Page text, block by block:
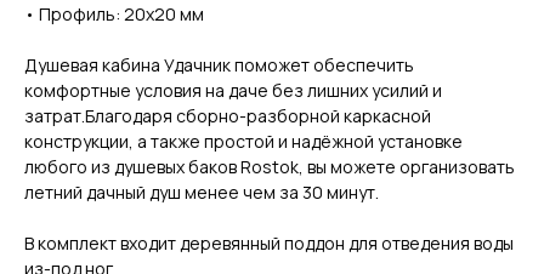
• Профиль: 20х20 мм
Душевая кабина Удачник поможет обеспечить
комфортные условия на даче без лишних усилий и
затрат.Благодаря сборно-разборной каркасной
конструкции, а также простой и надёжной установке
любого из душевых баков Rostok, вы можете организовать
летний дачный душ менее чем за 30 минут.
В комплект входит деревянный поддон для отведения воды
из-под ног